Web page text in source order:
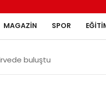
MAGAZIN SPOR
buluştu